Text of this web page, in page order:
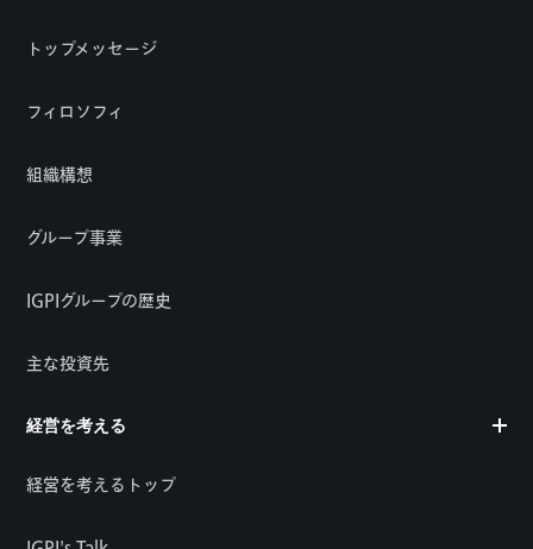
トップメッセージ
フィロソフィ
組織構想
グループ事業
IGPIグループの歴史
主な投資先
経営を考える
経営を考えるトップ